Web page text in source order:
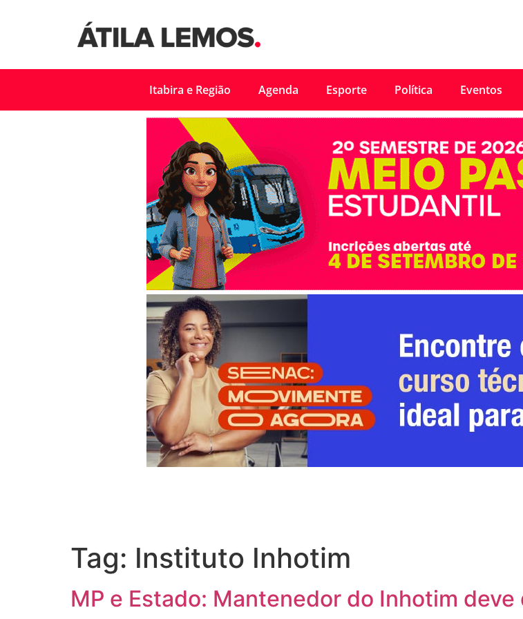
Itabira e Região Agenda Esporte Política Eventos
Tag: Instituto Inhotim
MP e Estado: Mantenedor do Inhotim